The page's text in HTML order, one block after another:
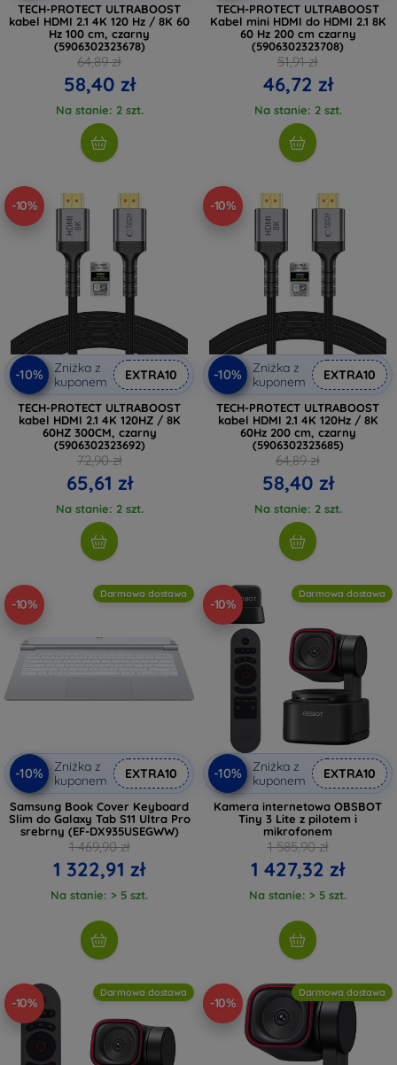
TECH-PROTECT ULTRABOOST
kabel HDMI 2.1 4K 120 Hz / 8K 60
Hz 100 cm, czarny
(5906302323678)
64,89 zł
58,40 zł
Na stanie: 2 szt.
TECH-PROTECT ULTRABOOST
Kabel mini HDMI do HDMI 2.1 8K
60 Hz 200 cm czarny
(5906302323708)
51,91 zł
46,72 zł
Na stanie: 2 szt.
-10%
-10%
Zniżka z
kuponem
EXTRA10
TECH-PROTECT ULTRABOOST
kabel HDMI 2.1 4K 120HZ / 8K
60HZ 300CM, czarny
(5906302323692)
72,90 zł
65,61 zł
Na stanie: 2 szt.
-10%
-10%
Zniżka z
kuponem
EXTRA10
TECH-PROTECT ULTRABOOST
kabel HDMI 2.1 4K 120Hz / 8K
60Hz 200 cm, czarny
(5906302323685)
64,89 zł
58,40 zł
Na stanie: 2 szt.
-10%
Darmowa dostawa
-10%
Zniżka z
kuponem
EXTRA10
Samsung Book Cover Keyboard
Slim do Galaxy Tab S11 Ultra Pro
srebrny (EF-DX935USEGWW)
1 469,90 zł
1 322,91 zł
Na stanie: > 5 szt.
-10%
Darmowa dostawa
-10%
Zniżka z
kuponem
EXTRA10
Kamera internetowa OBSBOT
Tiny 3 Lite z pilotem i
mikrofonem
1 585,90 zł
1 427,32 zł
Na stanie: > 5 szt.
-10%
Darmowa dostawa
-10%
Darmowa dostawa